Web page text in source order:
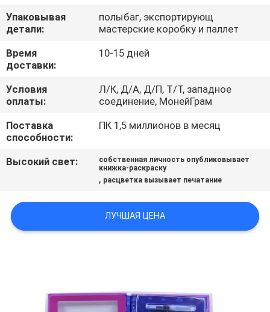
СПРОСИТЕ
ЦИТАТУ
КАРТА
САЙТА
PRIVACY
POLICY
Упаковывая
детали:
полыбаг, экспортирующ
мастерские коробку и паллет
Время
доставки:
10-15 дней
Условия
оплаты:
Л/К, Д/А, Д/П, Т/Т, западное
соединение, МонейГрам
Поставка
способности:
ПК 1,5 миллионов в месяц
Высокий свет:
собственная личность опубликовывает
книжка-раскраску
, расцветка вызывает печатание
ЛУЧШАЯ ЦЕНА